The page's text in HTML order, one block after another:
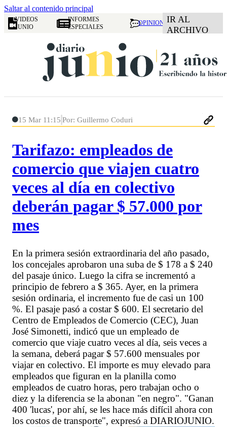
Saltar al contenido principal
VIDEOS
JUNIO
INFORMES
ESPECIALES
OPINION IR AL
ARCHIVO
15 Mar 11:15 Por: Guillermo Coduri
Tarifazo: empleados de
comercio que viajen cuatro
veces al día en colectivo
deberán pagar $ 57.000 por
mes
En la primera sesión extraordinaria del año pasado,
los concejales aprobaron una suba de $ 178 a $ 240
del pasaje único. Luego la cifra se incrementó a
principio de febrero a $ 365. Ayer, en la primera
sesión ordinaria, el incremento fue de casi un 100
%. El pasaje pasó a costar $ 600. El secretario del
Centro de Empleados de Comercio (CEC), Juan
José Simonetti, indicó que un empleado de
comercio que viaje cuatro veces al día, seis veces a
la semana, deberá pagar $ 57.600 mensuales por
viajar en colectivo. El importe es muy elevado para
empleados que figuran en la planilla como
empleados de cuatro horas, pero trabajan ocho o
diez y la diferencia se la abonan "en negro". "Ganan
400 'lucas', por ahí, se les hace más difícil ahora con
los costos de transporte", expresó a DIARIOJUNIO.